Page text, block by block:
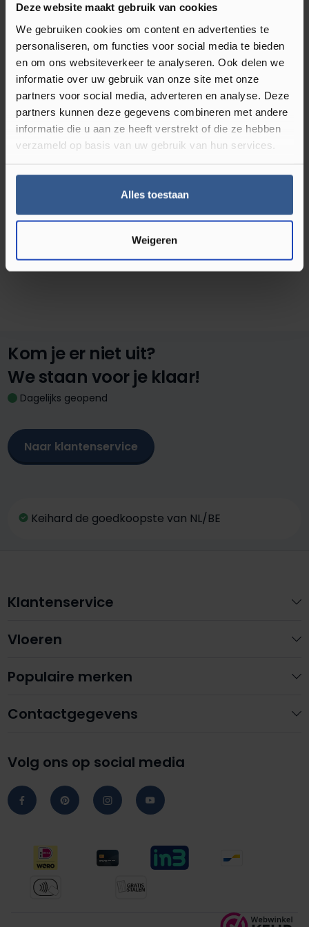
Deze website maakt gebruik van cookies
We gebruiken cookies om content en advertenties te
personaliseren, om functies voor social media te bieden
en om ons websiteverkeer te analyseren. Ook delen we
informatie over uw gebruik van onze site met onze
partners voor social media, adverteren en analyse. Deze
partners kunnen deze gegevens combineren met andere
informatie die u aan ze heeft verstrekt of die ze hebben
verzameld op basis van uw gebruik van hun services.
Alles toestaan
Weigeren
Direct leverbaar
Klik PVC
Direct leverbaar
Inclusief ondervloer
Klik PVC
Extra BTW Korting! 🔥
COREtec Naturals Megatile
Berner 3399
76,45m² 81,95
Kom je er niet uit?
We staan voor je klaar!
Dagelijks geopend
Naar klantenservice
Keihard de goedkoopste van NL/BE
Contactgegevens
Volg ons op social media
Klantenservice
Vloeren
Populaire merken